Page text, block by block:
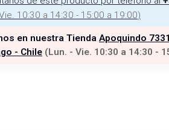
10:30 a 14:30 - 15:00 a 19:00)
en nuestra Tienda Apoquindo
- Chile (Lun. - Vie. 10:30 a 14:30 -